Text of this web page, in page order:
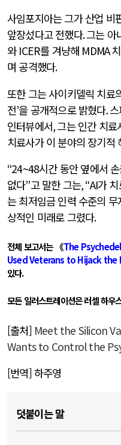
사임포지아는 그가 산업 비
앞장섰다고 전했다.그는 아
와ICER를 겨냥해 MDMA
며 공격했다.
또한 그는 사이키델릭 치료
전’을 공개적으로 밝혔다.
인터뷰에서,그는 인간 치료
치료사가 이 분야의 장기적
“24~48시간 동안 옆에서
없다”고 말한 그는, “AI가
는 최저임금 인력 수준의
상적인 미래로 그렸다.
전체 보고서는 《The
Used Veterans to Hijack
있다.
모든 일러스트레이션은 러셀 하우
[출처] Meet the Silicon
Wants to Control the
[번역] 하주영
덧붙이는 말